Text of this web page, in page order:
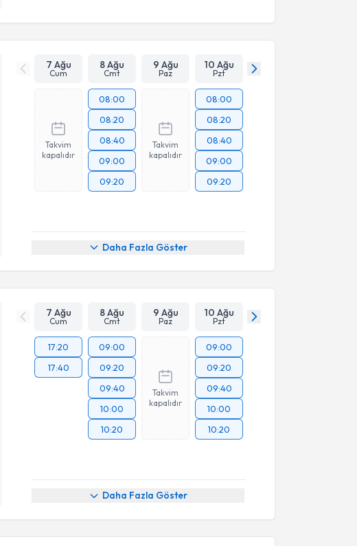
7 Ağu
Cum
8 Ağu
Cmt
9 Ağu
Paz
10 Ağu
Pzt
Takvim
kapalıdır
08:00
08:20
08:40
09:00
09:20
Takvim
kapalıdır
08:00
08:20
08:40
09:00
09:20
Daha Fazla Göster
7 Ağu
Cum
8 Ağu
Cmt
9 Ağu
Paz
10 Ağu
Pzt
17:20
17:40
09:00
09:20
09:40
10:00
10:20
Takvim
kapalıdır
09:00
09:20
09:40
10:00
10:20
Daha Fazla Göster
Randevu Takvimi Talebi